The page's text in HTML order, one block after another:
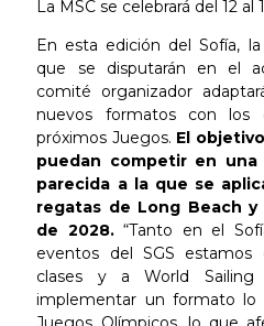
La MSC se celebrará del 12 al
En esta edición del Sofía,
que se disputarán en el
comité organizador
nuevos formatos con los
próximos Juegos. El
puedan competir en una
parecida a la que se
regatas de Long Beach y
de 2028.“Tanto en el
eventos del SGS
clases y a World
implementar un formato lo